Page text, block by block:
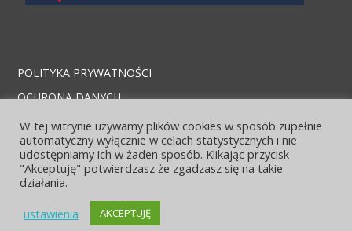
POLITYKA PRYWATNOŚCI
OCHRONA DANYCH
STRONA ARCHIWALNA
KONTAKT I LOKALIZACJA
© 2026 Zespół szkół Ekonomicznych. Bento theme by Satori
W tej witrynie używamy plików cookies w sposób zupełnie
automatyczny wyłącznie w celach statystycznych i nie
udostępniamy ich w żaden sposób. Klikając przycisk
"Akceptuję" potwierdzasz że zgadzasz się na takie
działania.
ustawienia
AKCEPTUJĘ